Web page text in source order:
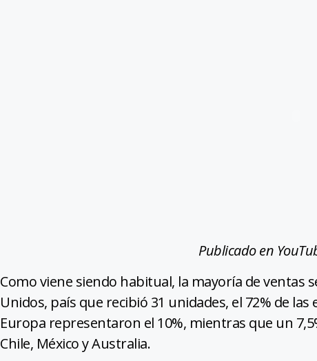
Publicado en
Como viene siendo habitual, la mayoría de ventas
Unidos, país que recibió 31 unidades, el 72% de
Europa representaron el 10%, mientras que un
Chile, México y Australia.